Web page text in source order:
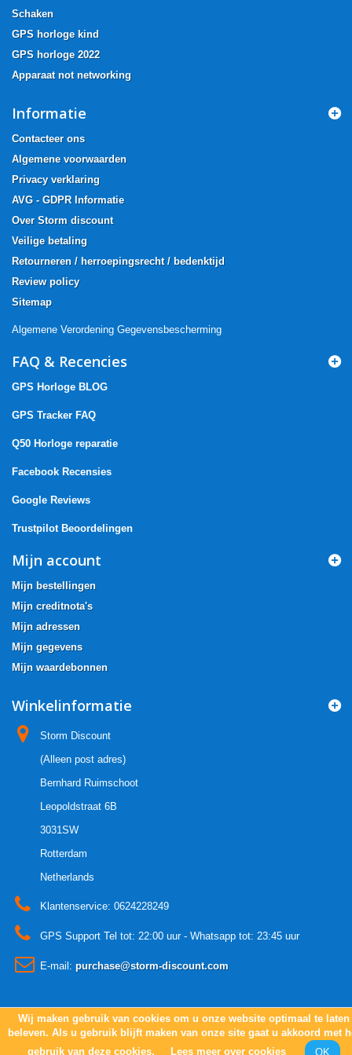
Schaken
GPS horloge kind
GPS horloge 2022
Apparaat not networking
Informatie
Contacteer ons
Algemene voorwaarden
Privacy verklaring
AVG - GDPR Informatie
Over Storm discount
Veilige betaling
Retourneren / herroepingsrecht / bedenktijd
Review policy
Sitemap
Algemene Verordening Gegevensbescherming
© 2005 - 2021 Copyright Storm-discount.com
FAQ & Recencies
GPS Horloge BLOG
GPS Tracker FAQ
Q50 Horloge reparatie
Facebook Recensies
Google Reviews
Trustpilot Beoordelingen
Mijn account
Mijn bestellingen
Mijn creditnota's
Mijn adressen
Mijn gegevens
Mijn waardebonnen
Winkelinformatie
Storm Discount
(Alleen post adres)
Bernhard Ruimschoot
Leopoldstraat 6B
3031SW
Rotterdam
Netherlands
Klantenservice: 0624228249
GPS Support Tel tot: 22:00 uur - Whatsapp tot: 23:45 uur
E-mail: purchase@storm-discount.com
Wij maken gebruik van cookies om u onze website optimaal te laten
beleven. Als u gebruik blijft maken van onze site gaat u akkoord met
gebruik van deze cookies.
Lees meer over cookies OK